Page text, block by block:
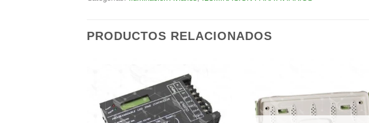
PRODUCTOS RELACIONADOS
Añadir
a la